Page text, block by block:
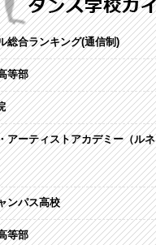
総合ランキング(通信制)
等部
アーティストアカデミー（ルネ
ンパス高校
等部